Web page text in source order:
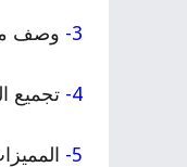
3- وصف
4- تجميع
5-